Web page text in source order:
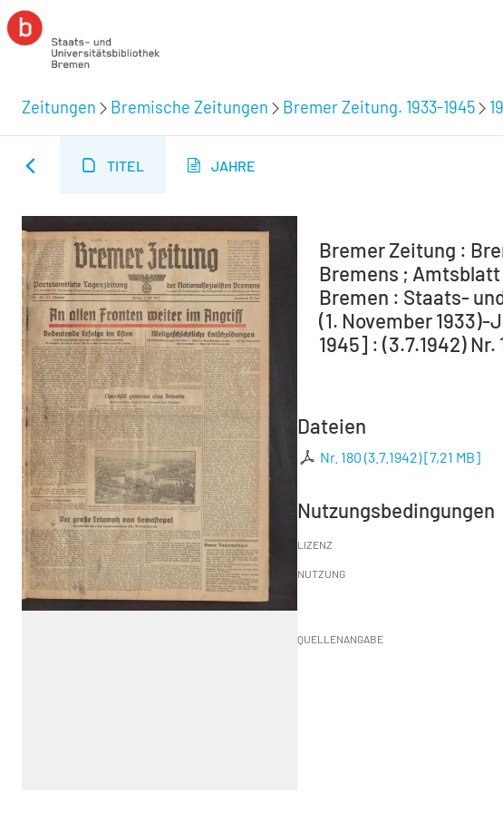
Zeitungen Bremische Zeitungen Bremer Zeitung. 1933-1945
TITEL JAHRE
Bremer Zeitung :
Bremens ;
Bremen : Staats-
(1. November
1945] : (3.7.1942) Nr.
Dateien
Nr. 180 (3.7.1942)[7,21 MB]
Nutzungsbedingungen
LIZENZ
NUTZUNG
QUELLENANGABE